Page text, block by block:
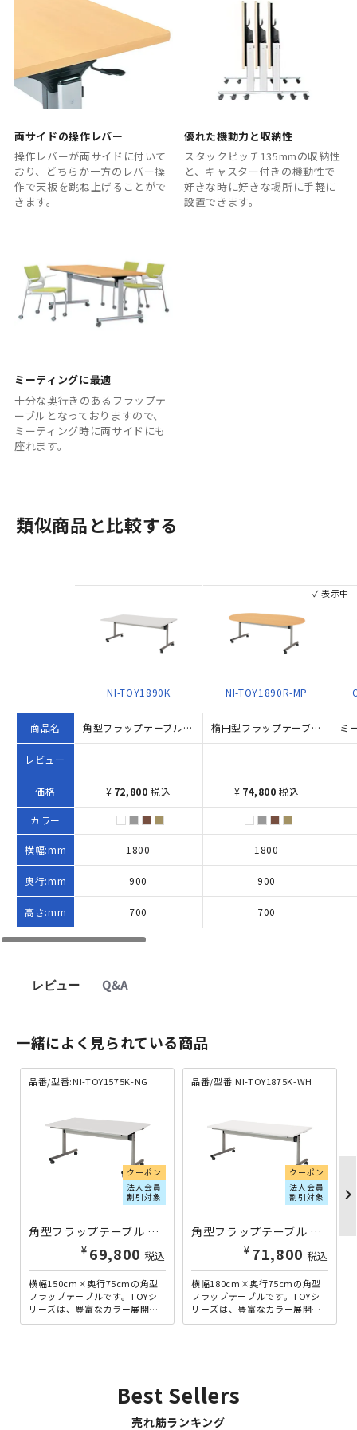
両サイドの操作レバー
操作レバーが両サイドに付いて
おり、どちらか一方のレバー操
作で天板を跳ね上げることがで
きます。
優れた機動力と収納性
スタックピッチ135mmの収納性
と、キャスター付きの機動性で
好きな時に好きな場所に手軽に
設置できます。
ミーティングに最適
十分な奥行きのあるフラップテ
ーブルとなっておりますので、
ミーティング時に両サイドにも
座れます。
類似商品と比較する
商品名
レビュー
価格
カラー
横幅:mm
奥行:mm
高さ:mm
NI-TOY1890K
✓ 表示中
角型フラップテーブル TOYシリーズ（W1800×D900×H700）
¥ 72,800 税込
1800
900
700
NI-TOY1890R-MP
楕円型フラップテーブル TOYシリーズ W1800×D900×H700 メープル
¥ 74,800 税込
1800
900
700
レビュー Q&A
一緒によく見られている商品
品番/型番:NI-TOY1575K-NG
クーポン
法人会員
割引対象
角型フラップテーブル TOYシリーズ W1500×D750×H700 ニューグレー NI-TOY1575K-NG | 625208
¥ 69,800 税込
横幅150cm×奥行75cmの角型
フラップテーブルです。TOYシ
リーズは、豊富なカラー展開で
オフィスの雰囲気に合わせてお
品番/型番:NI-TOY1875K-WH
クーポン
法人会員
割引対象
角型フラップテーブル TOYシリーズ W1800×D750×H700 ホワイト NI-TOY1875K-WH | 625220
¥ 71,800 税込
横幅180cm×奥行75cmの角型
フラップテーブルです。TOYシ
リーズは、豊富なカラー展開で
オフィスの雰囲気に合わせてお
chevron_right
Best Sellers
売れ筋ランキング